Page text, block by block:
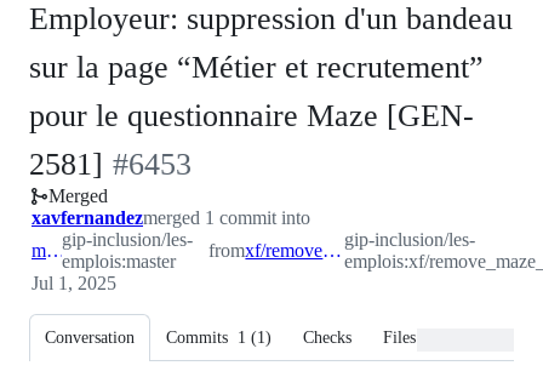
Employeur: suppression d'un bandeau
sur la page “Métier et recrutement”
pour le questionnaire Maze [GEN-
2581] -
#6453
#6453
Merged
xavfernandezmerged 1 commit into
master
gip-inclusion/les-
emplois:master
from xf/remove_maze_banner
gip-inclusion/les-
emplois:xf/
Jul 1, 2025
Conversation Commits 1 (1) Checks Files changed